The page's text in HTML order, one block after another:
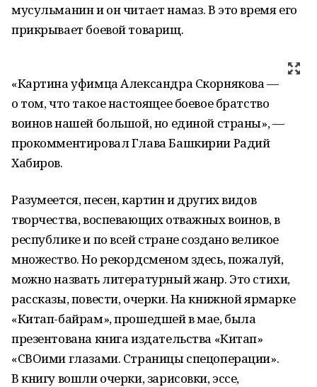
мусульманин и он читает намаз. В это время его
прикрывает боевой товарищ.
«Картина уфимца Александра Скорнякова —
о том, что такое настоящее боевое братство
воинов нашей большой, но единой страны», —
прокомментировал Глава Башкирии Радий
Хабиров.
Разумеется, песен, картин и других видов
творчества, воспевающих отважных воинов, в
республике и по всей стране создано великое
множество. Но рекордсменом здесь, пожалуй,
можно назвать литературный жанр. Это стихи,
рассказы, повести, очерки. На книжной ярмарке
«Китап-байрам», прошедшей в мае, была
презентована книга издательства «Китап»
«СВОими глазами. Страницы спецоперации».
В книгу вошли очерки, зарисовки, эссе,